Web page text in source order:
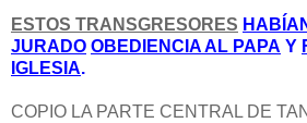
ESTOS TRANSGRESORES
JURADO OBEDIENCIA AL PAPA Y
IGLESIA.
COPIO LA PARTE CENTRAL DE